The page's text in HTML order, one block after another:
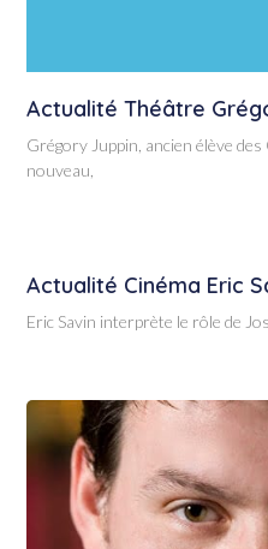
Actualité Théâtre
Grégory Juppin, ancien élève
nouveau,
Actualité Cinéma Eric
Eric Savin interprète le rôle de